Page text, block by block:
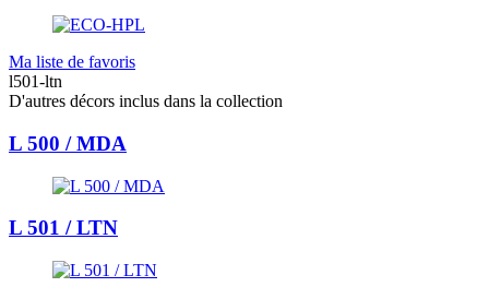
Ma liste de favoris
l501-ltn
D'autres décors inclus dans la collection
L 500 / MDA
L 501 / LTN